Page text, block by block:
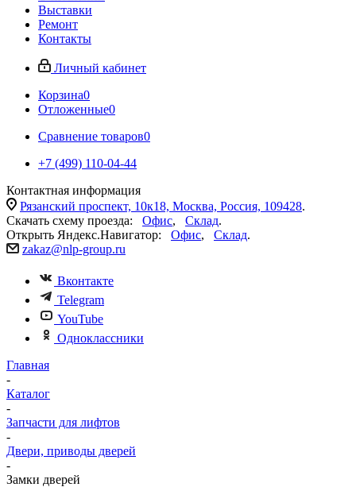
Выставки
Ремонт
Контакты
Личный кабинет
Корзина0
Отложенные0
Сравнение товаров0
+7 (499) 110-04-44
Контактная информация
Рязанский проспект, 10к18, Москва, Россия, 109428.
Скачать схему проезда: Офис, Склад.
Открыть Яндекс.Навигатор: Офис, Склад.
zakaz@nlp-group.ru
Вконтакте
Telegram
YouTube
Одноклассники
Главная
-
Каталог
-
Запчасти для лифтов
-
Двери, приводы дверей
-
Замки дверей